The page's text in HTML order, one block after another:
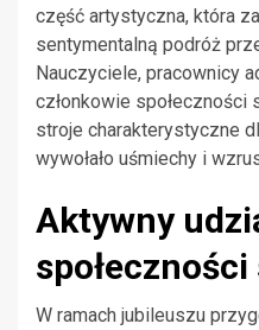
część artystyczna, która
sentymentalną podróż
Nauczyciele, pracownicy
członkowie
stroje charakterystyczne
wywołało uśmiechy i
Aktywny
W ramach jubileuszu